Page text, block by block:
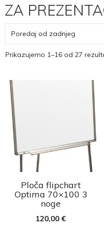
ZA
Prikazujemo 1–16 od 27
Ploča flipchart
Optima 70×100 3
noge
120,00 €